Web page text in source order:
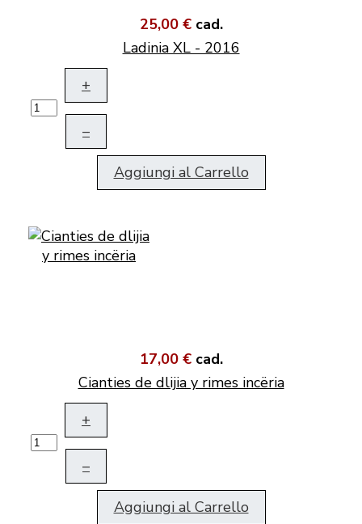
25,00 € cad.
Ladinia XL - 2016
+
–
Aggiungi al Carrello
17,00 € cad.
Cianties de dlijia y rimes incëria
+
–
Aggiungi al Carrello